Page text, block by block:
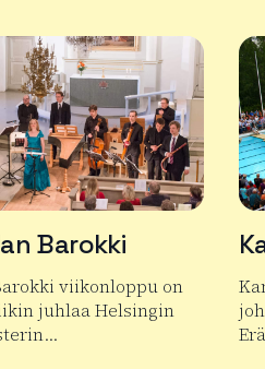
Barokki
viikonloppu on
juhlaa Helsingin